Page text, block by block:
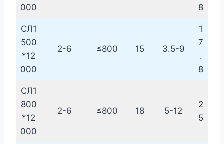
000
8
СЛ1
500
*12
000
2-6 ≤800 15 3.5-9
1
7
.
8
СЛ1
800
*12
000
2-6 ≤800 18 5-12
2
5